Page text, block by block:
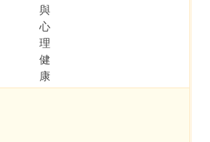
與
心
理
健
康